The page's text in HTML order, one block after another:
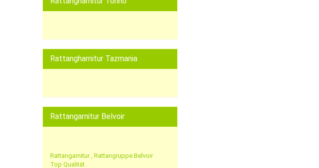
Rattangharnitur Tazmania
Rattangarnitur Belvoir
Rattangarnitur , Rattangruppe Belvoir
Top Qualität .